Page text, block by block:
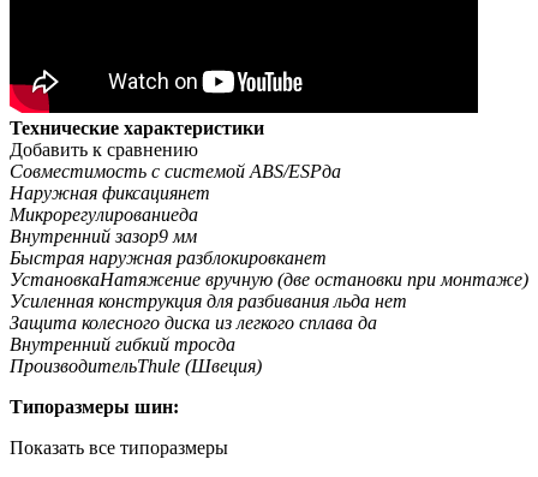
Технические характеристики
Добавить к сравнению
Совместимость с системой ABS/ESPда
Наружная фиксациянет
Микрорегулированиеда
Внутренний зазор9 мм
Быстрая наружная разблокировканет
УстановкаНатяжение вручную (две остановки при монтаже)
Усиленная конструкция для разбивания льда нет
Защита колесного диска из легкого сплава да
Внутренний гибкий тросда
ПроизводительThule (Швеция)
Типоразмеры шин:
Показать все типоразмеры